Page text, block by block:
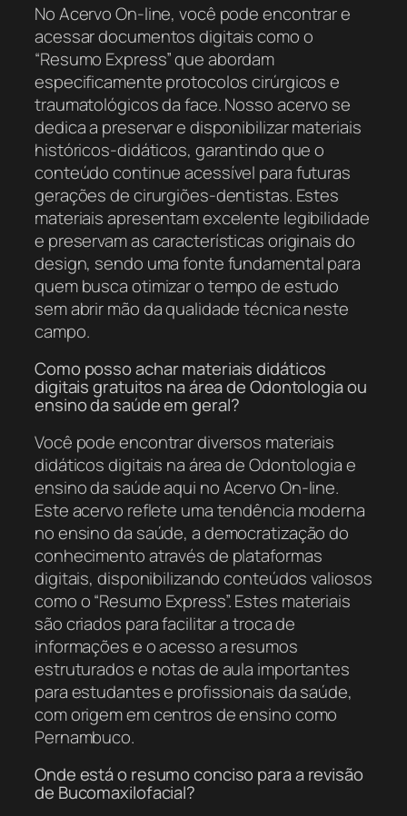
No Acervo On-line, você pode encontrar e
acessar documentos digitais como o
“Resumo Express” que abordam
especificamente protocolos cirúrgicos e
traumatológicos da face. Nosso acervo se
dedica a preservar e disponibilizar materiais
históricos-didáticos, garantindo que o
conteúdo continue acessível para futuras
gerações de cirurgiões-dentistas. Estes
materiais apresentam excelente legibilidade
e preservam as características originais do
design, sendo uma fonte fundamental para
quem busca otimizar o tempo de estudo
sem abrir mão da qualidade técnica neste
campo.
Como posso achar materiais didáticos
digitais gratuitos na área de Odontologia ou
ensino da saúde em geral?
Você pode encontrar diversos materiais
didáticos digitais na área de Odontologia e
ensino da saúde aqui no Acervo On-line.
Este acervo reflete uma tendência moderna
no ensino da saúde, a democratização do
conhecimento através de plataformas
digitais, disponibilizando conteúdos valiosos
como o “Resumo Express”. Estes materiais
são criados para facilitar a troca de
informações e o acesso a resumos
estruturados e notas de aula importantes
para estudantes e profissionais da saúde,
com origem em centros de ensino como
Pernambuco.
Onde está o resumo conciso para a revisão
de Bucomaxilofacial?